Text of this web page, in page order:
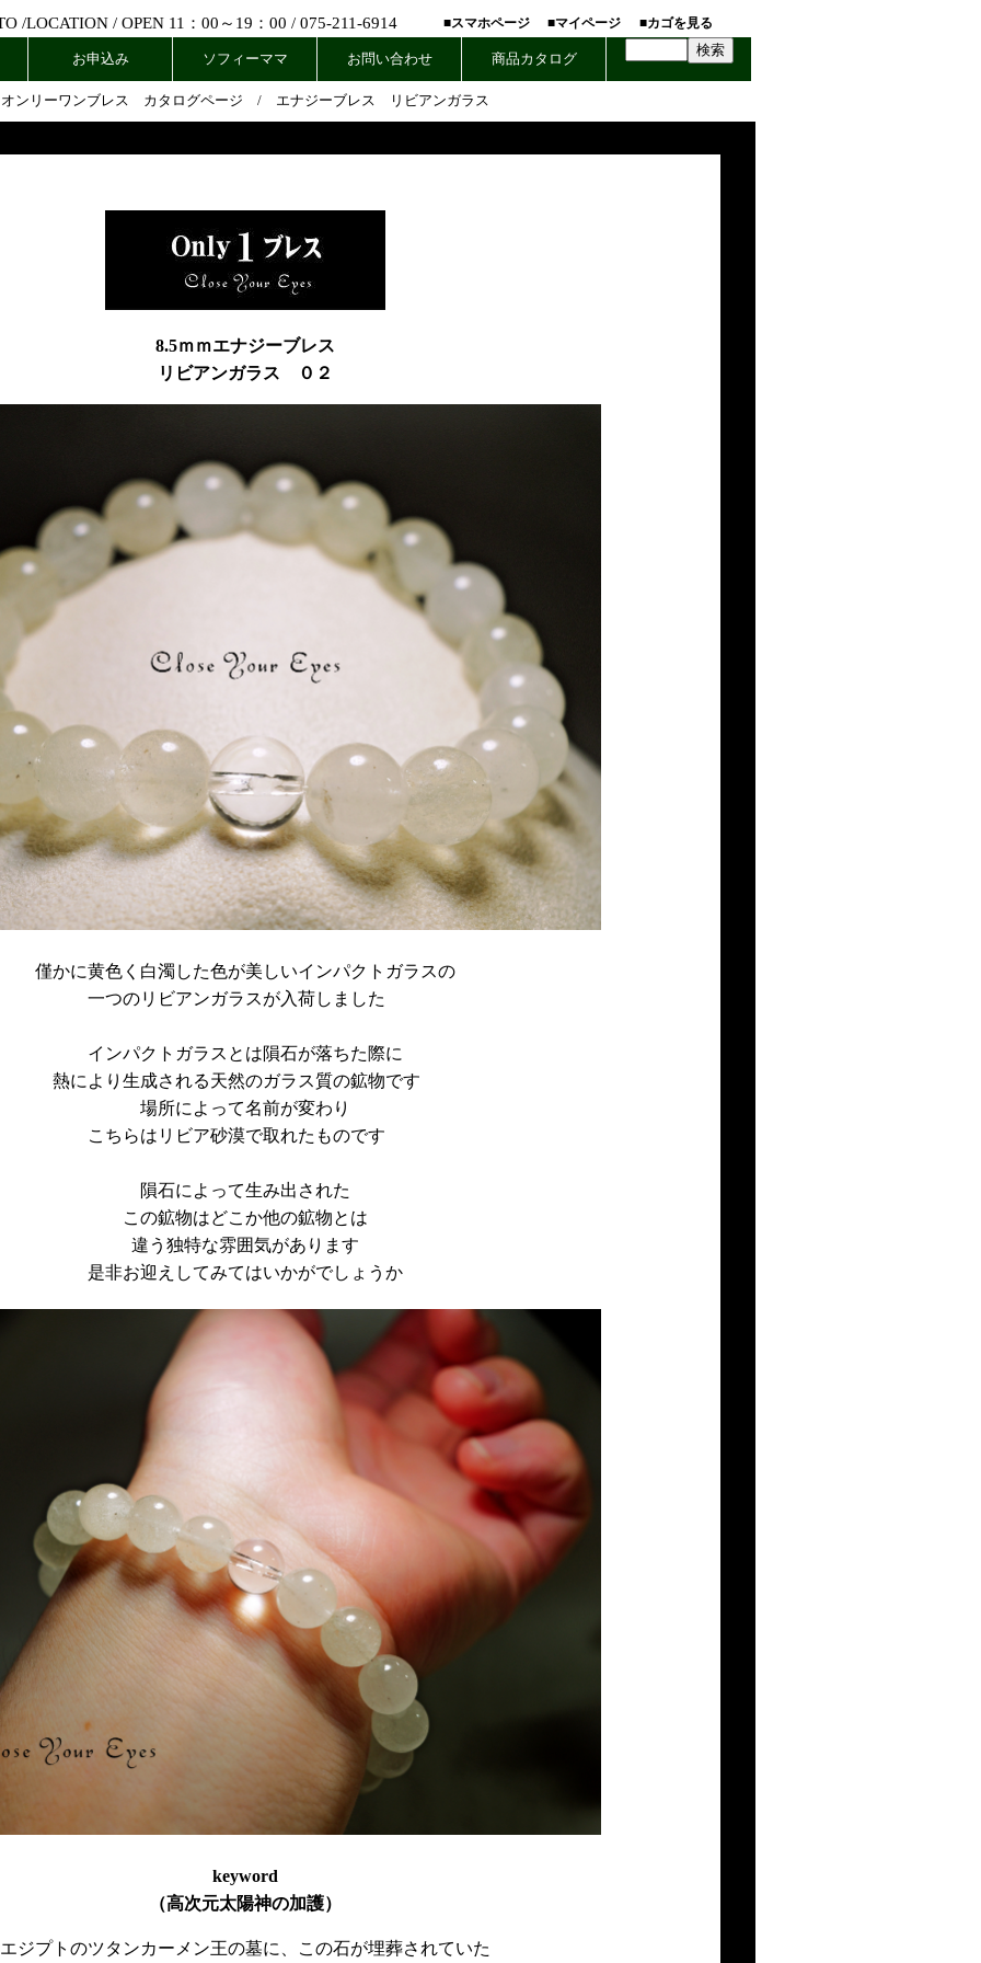
/LOCATION/ OPEN 11：00～19：00 / 075-211-6914 ■スマホページ ■マイページ ■カゴを見る
お申込み ソフィーママ お問い合わせ 商品カタログ
オンリーワンブレス カタログページ / エナジーブレス リビアンガラス
8.5ｍｍエナジーブレス
リビアンガラス ０２
僅かに黄色く白濁した色が美しいインパクトガラスの
一つのリビアンガラスが入荷しました
インパクトガラスとは隕石が落ちた際に
熱により生成される天然のガラス質の鉱物です
場所によって名前が変わり
こちらはリビア砂漠で取れたものです
隕石によって生み出された
この鉱物はどこか他の鉱物とは
違う独特な雰囲気があります
是非お迎えしてみてはいかがでしょうか
keyword
（高次元太陽神の加護）
エジプトのツタンカーメン王の墓に、この石が埋葬されていた